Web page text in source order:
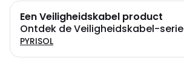
Een Veiligheidskabel product
Ontdek de Veiligheidskabel-serie
PYRISOL